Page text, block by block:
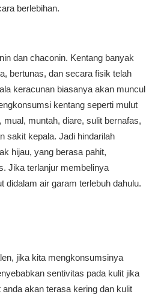
berlebihan.
dan chaconin. Kentang banyak
bertunas, dan secara fisik telah
keracunan biasanya akan muncul
kentang seperti mulut
muntah, diare, sulit bernafas,
sakit kepala. Jadi hindarilah
hijau, yang berasa pahit,
Jika terlanjur membelinya
didalam air garam terlebuh dahulu.
jika kita mengkonsumsinya
sentivitas pada kulit jika
akan terasa kering dan kulit